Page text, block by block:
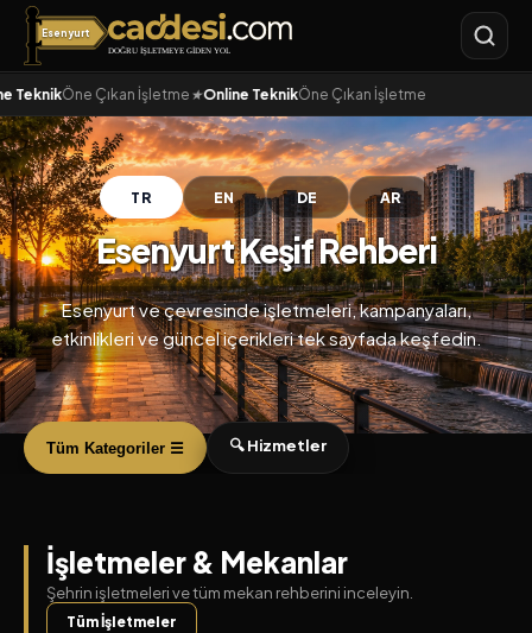
Esenyurt
Caddesi.com
TeknikÖne Çıkan İşletme★Online TeknikÖne Çıkan İşletme
TR EN DE AR
Esenyurt Keşif Rehberi
Esenyurt ve çevresinde işletmeleri, kampanyaları,
etkinlikleri ve güncel içerikleri tek sayfada keşfedin.
Tüm Kategoriler ☰ 🔍 Hizmetler
İşletmeler & Mekanlar
Şehrin işletmeleri ve tüm mekan rehberini inceleyin.
Tüm İşletmeler